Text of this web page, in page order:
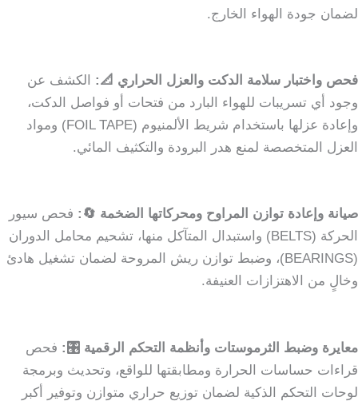
لضمان جودة الهواء الخارج.
فحص واختبار سلامة الدكت والعزل الحراري 📐: الكشف عن
وجود أي تسريبات للهواء البارد من فتحات أو فواصل الدكت،
وإعادة عزلها باستخدام شريط الألمنيوم (FOIL TAPE) ومواد
العزل المتخصصة لمنع هدر البرودة والتكثيف المائي.
صيانة وإعادة توازن المراوح ومحركاتها الضخمة 🔄: فحص سيور
الحركة (BELTS) واستبدال المتآكل منها، تشحيم محامل الدوران
(BEARINGS)، وضبط توازن ريش المروحة لضمان تشغيل هادئ
وخالٍ من الاهتزازات العنيفة.
معايرة وضبط الثرموستات وأنظمة التحكم الرقمية 🎛️: فحص
قراءات حساسات الحرارة ومطابقتها للواقع، وتحديث وبرمجة
لوحات التحكم الذكية لضمان توزيع حراري متوازن وتوفير أكبر